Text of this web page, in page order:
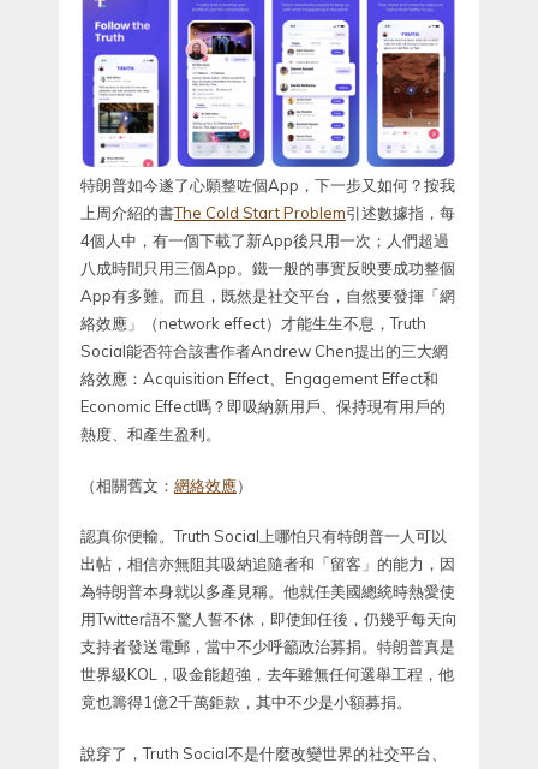
特朗普如今遂了心願整咗個App，下一步又如何？按我
上周介紹的書The Cold Start Problem引述數據指，每
4個人中，有一個下載了新App後只用一次；人們超過
八成時間只用三個App。鐵一般的事實反映要成功整個
App有多難。而且，既然是社交平台，自然要發揮「網
絡效應」（network effect）才能生生不息，Truth
Social能否符合該書作者Andrew Chen提出的三大網
絡效應：Acquisition Effect、Engagement Effect和
Economic Effect嗎？即吸納新用戶、保持現有用戶的
熱度、和產生盈利。
（相關舊文： 網絡效應）
認真你便輸。Truth Social上哪怕只有特朗普一人可以
出帖，相信亦無阻其吸納追隨者和「留客」的能力，因
為特朗普本身就以多產見稱。他就任美國總統時熱愛使
用Twitter語不驚人誓不休，即使卸任後，仍幾乎每天向
支持者發送電郵，當中不少呼籲政治募捐。特朗普真是
世界級KOL，吸金能超強，去年雖無任何選舉工程，他
竟也籌得1億2千萬鉅款，其中不少是小額募捐。
說穿了，Truth Social不是什麼改變世界的社交平台、